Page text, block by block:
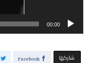
00:00
‫‫ شاركها‬ Facebook